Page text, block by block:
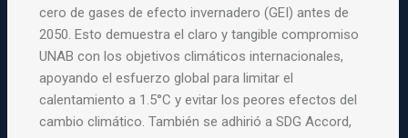
cero de gases de efecto invernadero (GEI) antes de
2050. Esto demuestra el claro y tangible compromiso
UNAB con los objetivos climáticos internacionales,
apoyando el esfuerzo global para limitar el
calentamiento a 1.5°C y evitar los peores efectos del
cambio climático. También se adhirió a SDG Accord,